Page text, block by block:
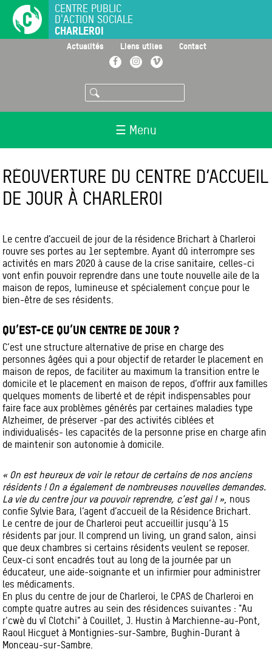
principal
CENTRE PUBLIC
D'ACTION SOCIALE
CHARLEROI
Actualités Liens utiles Contact
FacebookInstagramVimeo
Rechercher
☰ Menu
RÉOUVERTURE DU CENTRE D’ACCUEIL
DE JOUR À CHARLEROI
Le centre d’accueil de jour de la résidence Brichart à Charleroi
rouvre ses portes au 1er septembre. Ayant dû interrompre ses
activités en mars 2020 à cause de la crise sanitaire, celles-ci
vont enfin pouvoir reprendre dans une toute nouvelle aile de la
maison de repos, lumineuse et spécialement conçue pour le
bien-être de ses résidents.
QU’EST-CE QU’UN CENTRE DE JOUR ?
C’est une structure alternative de prise en charge des
personnes âgées qui a pour objectif de retarder le placement en
maison de repos, de faciliter au maximum la transition entre le
domicile et le placement en maison de repos, d’offrir aux familles
quelques moments de liberté et de répit indispensables pour
faire face aux problèmes générés par certaines maladies type
Alzheimer, de préserver -par des activités ciblées et
individualisés- les capacités de la personne prise en charge afin
de maintenir son autonomie à domicile.
« On est heureux de voir le retour de certains de nos anciens
résidents ! On a également de nombreuses nouvelles demandes.
La vie du centre jour va pouvoir reprendre, c’est gai ! », nous
confie Sylvie Bara, l’agent d’accueil de la Résidence Brichart.
Le centre de jour de Charleroi peut accueillir jusqu’à 15
résidents par jour. Il comprend un living, un grand salon, ainsi
que deux chambres si certains résidents veulent se reposer.
Ceux-ci sont encadrés tout au long de la journée par un
éducateur, une aide-soignante et un infirmier pour administrer
les médicaments.
En plus du centre de jour de Charleroi, le CPAS de Charleroi en
compte quatre autres au sein des résidences suivantes : "Au
r'cwè du vî Clotchi" à Couillet, J. Hustin à Marchienne-au-Pont,
Raoul Hicguet à Montignies-sur-Sambre, Bughin-Durant à
Monceau-sur-Sambre.